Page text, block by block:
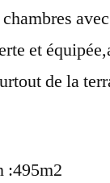
et
de la
:495m2